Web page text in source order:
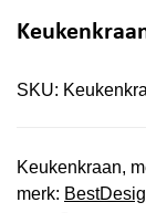
SKU:
Keukenkraan,
merk: